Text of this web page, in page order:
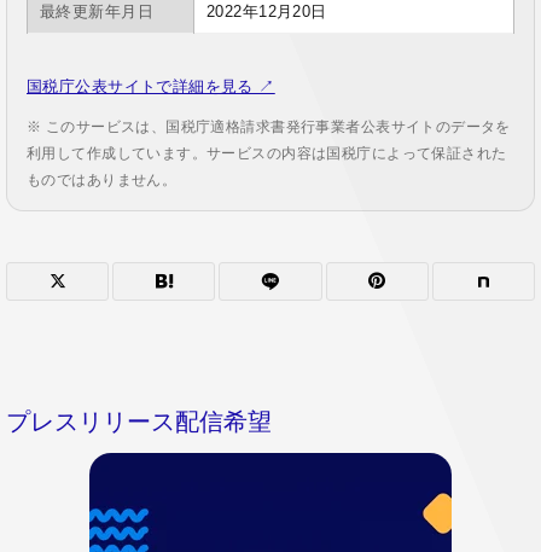
最終更新年月日 2022年12月20日
国税庁公表サイトで詳細を見る ↗
※ このサービスは、国税庁適格請求書発行事業者公表サイトのデータを
利用して作成しています。サービスの内容は国税庁によって保証された
ものではありません。
プレスリリース配信希望